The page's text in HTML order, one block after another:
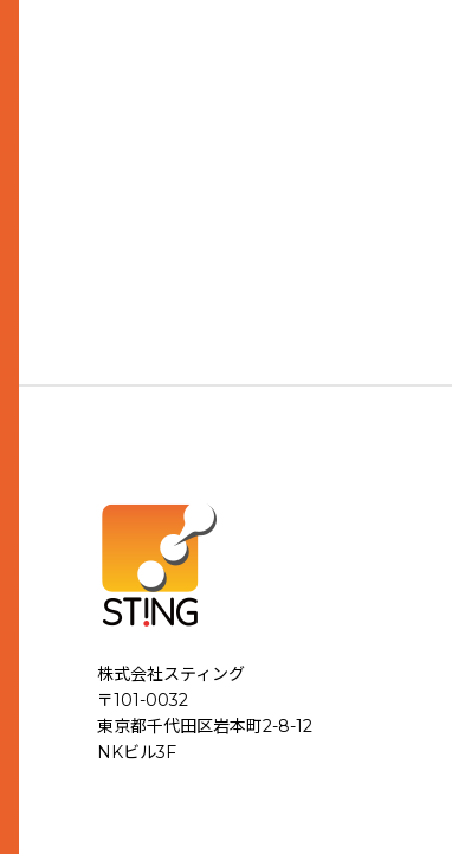
株式会社スティング
〒101-0032
東京都千代田区岩本町2-8-12
NKビル3F